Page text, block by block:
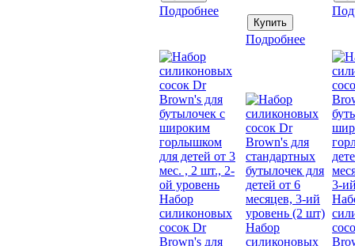
Подробнее
Подробнее
Набор
силиконовых
сосок Dr
Brown's для
Набор
силиконовых